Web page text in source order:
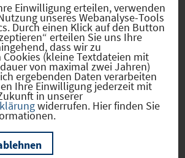
Infrastruktur
Einwilligung erteilen, verwenden
unseres Webanalyse-Tools
Durch einen Klick auf den Button
erteilen Sie uns Ihre
dass wir zu
Cookies (kleine Textdateien mit
von maximal zwei Jahren)
ergebenden Daten verarbeiten
Ihre Einwilligung jederzeit mit
in unserer
widerrufen. Hier finden Sie